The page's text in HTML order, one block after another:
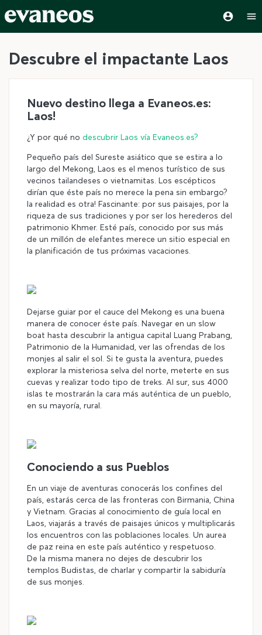
Descubre el impactante Laos
Nuevo destino llega a Evaneos.es:
Laos!
¿Y por qué no descubrir Laos vía Evaneos.es?
Pequeño país del Sureste asiático que se estira a lo
largo del Mekong, Laos es el menos turístico de sus
vecinos tailandeses o vietnamitas. Los escépticos
dirían que éste país no merece la pena sin embargo?
la realidad es otra! Fascinante: por sus paisajes, por la
riqueza de sus tradiciones y por ser los herederos del
patrimonio Khmer. Esté país, conocido por sus más
de un millón de elefantes merece un sitio especial en
la planificación de tus próximas vacaciones.
Dejarse guiar por el cauce del Mekong es una buena
manera de conocer éste país. Navegar en un slow
boat hasta descubrir la antigua capital Luang Prabang,
Patrimonio de la Humanidad, ver las ofrendas de los
monjes al salir el sol. Si te gusta la aventura, puedes
explorar la misteriosa selva del norte, meterte en sus
cuevas y realizar todo tipo de treks. Al sur, sus 4000
islas te mostrarán la cara más auténtica de un pueblo,
en su mayoría, rural.
Conociendo a sus Pueblos
En un viaje de aventuras conocerás los confines del
país, estarás cerca de las fronteras con Birmania, China
y Vietnam. Gracias al conocimiento de guía local en
Laos, viajarás a través de paisajes únicos y multiplicarás
los encuentros con las poblaciones locales. Un aurea
de paz reina en este país auténtico y respetuoso.
De la misma manera no dejes de descubrir los
templos Budistas, de charlar y compartir la sabiduría
de sus monjes.